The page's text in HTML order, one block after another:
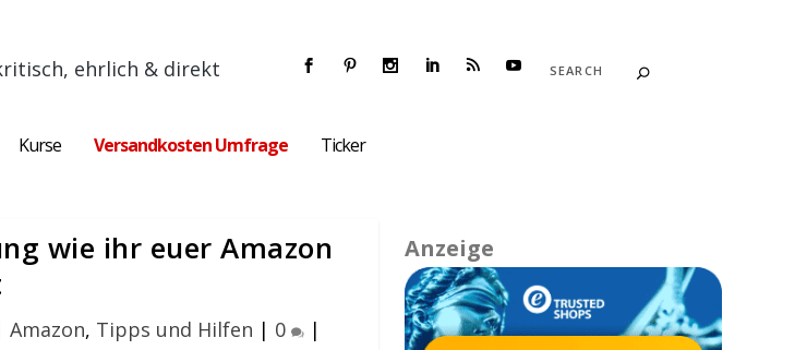
ehrlich & direkt
Kurse Versandkosten Umfrage Ticker
wie ihr euer Amazon
Amazon, Tipps und Hilfen | 0 |
Anzeige